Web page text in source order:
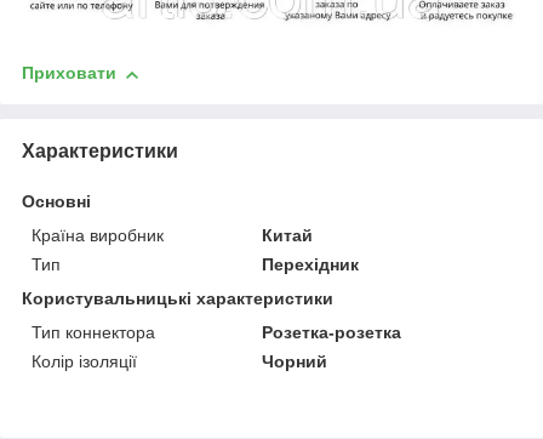
Приховати
Характеристики
Основні
Країна виробник
Китай
Тип
Перехідник
Користувальницькі характеристики
Тип коннектора
Розетка-розетка
Колір ізоляції
Чорний